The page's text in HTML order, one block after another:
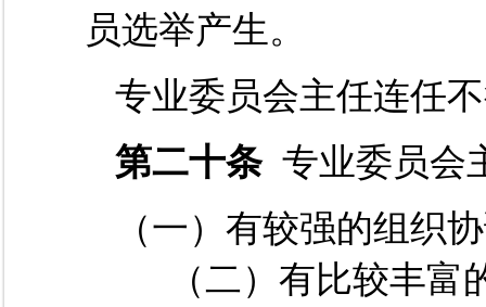
员选举产生。
专业委员会主任连任
第二十条 专业委员会
（一） 有较强的组织
（二）有比较丰富